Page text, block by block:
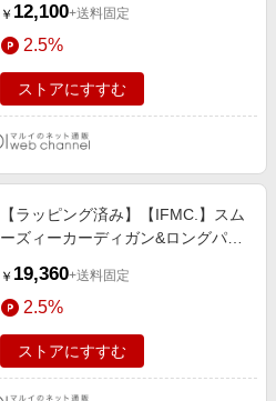
￥ 12,100+送料固定
2.5%
ストアにすすむ
【ラッピング済み】【IFMC.】スム
ーズィーカーディガン&ロングパン
￥ 19,360+送料固定
2.5%
ストアにすすむ